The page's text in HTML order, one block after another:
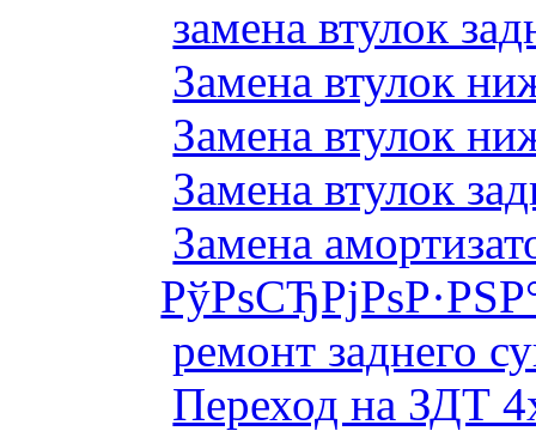
замена втулок
Замена втулок
Замена втулок
Замена втулок
Замена
ремонт заднего
Переход на ЗДТ